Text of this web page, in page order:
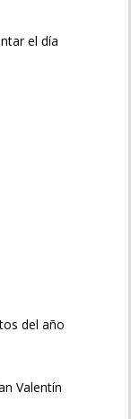
el día
del año
Valentín